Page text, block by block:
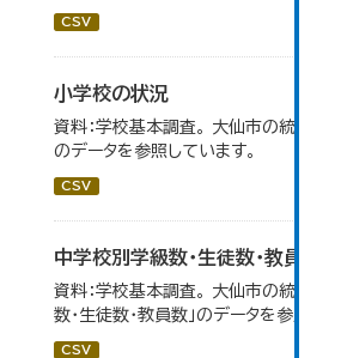
CSV
小学校の状況
資料：学校基本調査。 大仙市の統計「
のデータを参照しています。
CSV
中学校別学級数・生徒数・教員数
資料：学校基本調査。 大仙市の統計「
数・生徒数・教員数」のデータを参照して
CSV